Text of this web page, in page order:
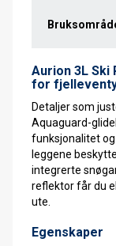
Aurion 3L
for
Detaljer som
Aquaguard-
funksjonalitet
leggene
integrerte
reflektor får du
ute.
Egenskaper